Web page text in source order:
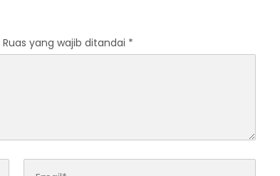
Ruas yang wajib ditandai *